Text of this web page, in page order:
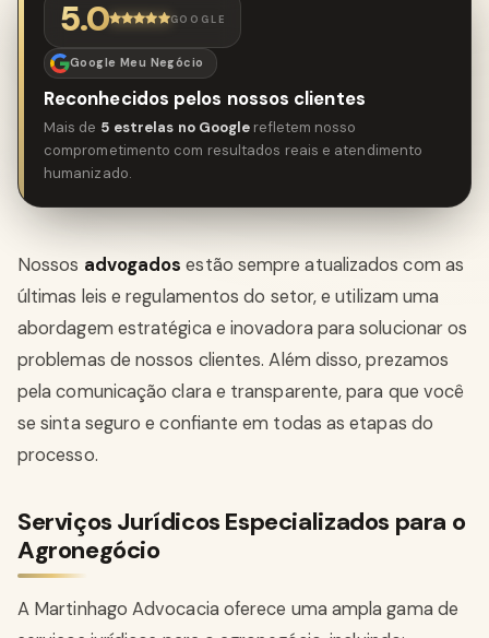
5.0 GOOGLE
Google Meu Negócio
Reconhecidos pelos nossos clientes
Mais de 5 estrelas no Google refletem nosso
comprometimento com resultados reais e atendimento
humanizado.
Nossos advogados estão sempre atualizados com as
últimas leis e regulamentos do setor, e utilizam uma
abordagem estratégica e inovadora para solucionar os
problemas de nossos clientes. Além disso, prezamos
pela comunicação clara e transparente, para que você
se sinta seguro e confiante em todas as etapas do
processo.
Serviços Jurídicos Especializados para o
Agronegócio
A Martinhago Advocacia oferece uma ampla gama de